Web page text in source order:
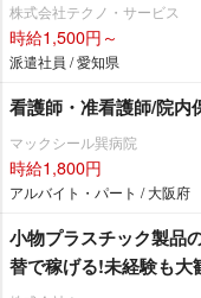
株式会社テクノ・サービス
時給1,500円～
派遣社員 / 愛知県
看護師・准看護師/院内
マックシール巽病院
時給1,800円
アルバイト・パート / 大阪府
小物プラスチック製品
替で稼げる!未経験も大